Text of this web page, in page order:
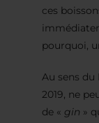
ces
pourquoi,
Au sens du
2019, ne
de « gin »